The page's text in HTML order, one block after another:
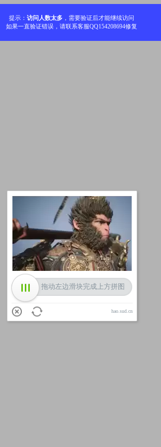
提示： 访问人数太多 ，需要验证后才能继续访问
如果一直验证错误，请联系客服QQ154208694修复
加载中
拖动左边滑块完成上方拼图
hao.sud.cn